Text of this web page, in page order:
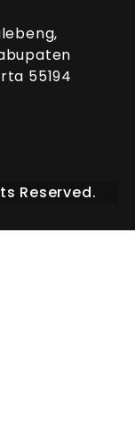
55194
Reserved.